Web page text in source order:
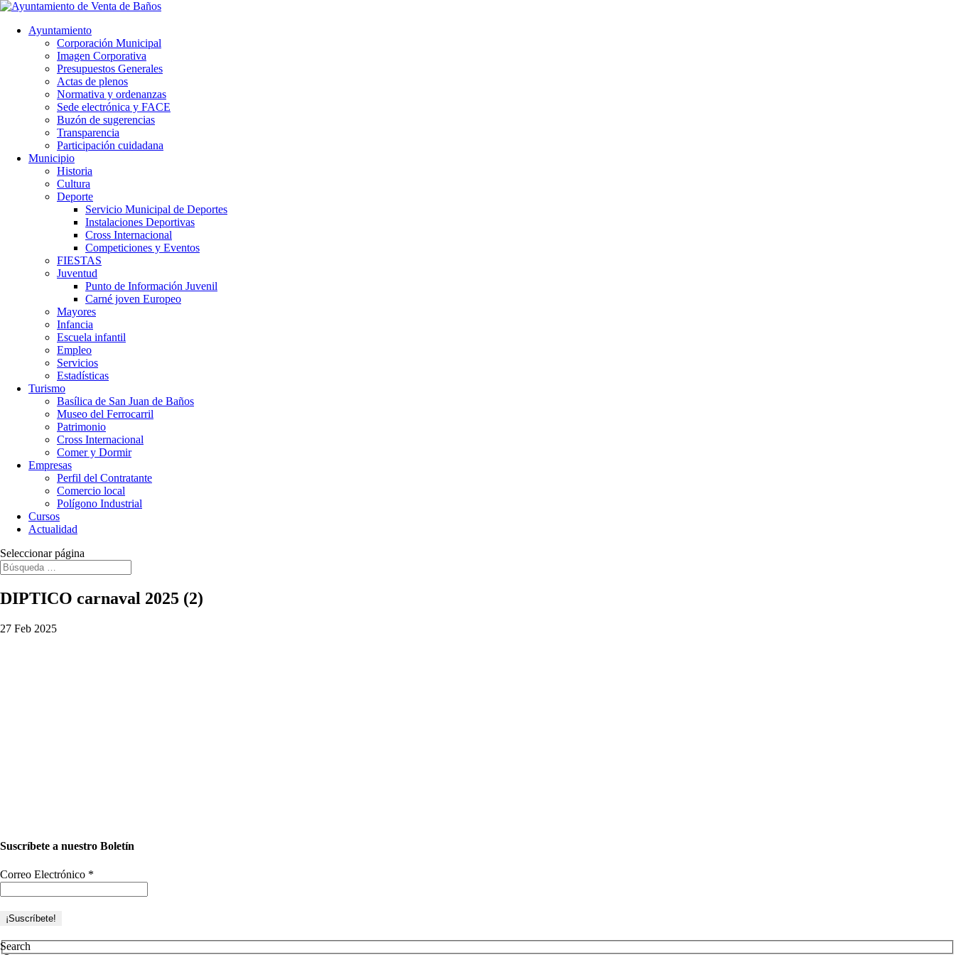
Ayuntamiento
Corporación Municipal
Imagen Corporativa
Presupuestos Generales
Actas de plenos
Normativa y ordenanzas
Sede electrónica y FACE
Buzón de sugerencias
Transparencia
Participación cuidadana
Municipio
Historia
Cultura
Deporte
Servicio Municipal de Deportes
Instalaciones Deportivas
Cross Internacional
Competiciones y Eventos
FIESTAS
Juventud
Punto de Información Juvenil
Carné joven Europeo
Mayores
Infancia
Escuela infantil
Empleo
Servicios
Estadísticas
Turismo
Basílica de San Juan de Baños
Museo del Ferrocarril
Patrimonio
Cross Internacional
Comer y Dormir
Empresas
Perfil del Contratante
Comercio local
Polígono Industrial
Cursos
Actualidad
Seleccionar página
DIPTICO carnaval 2025 (2)
27 Feb 2025
Suscríbete a nuestro Boletín
Correo Electrónico *
Search